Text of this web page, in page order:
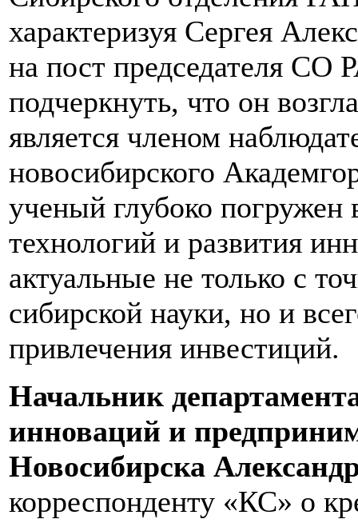
характеризуя Сергея
на пост председателя
подчеркнуть, что он
является членом
новосибирского
ученый глубоко
технологий и развития
актуальные не только с
сибирской науки, но и
привлечения инвестиций.
Начальник
инноваций и
Новосибирска
корреспонденту «КС» о